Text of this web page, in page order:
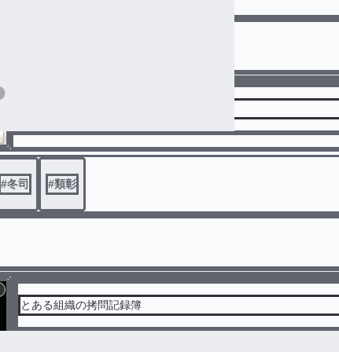
#冬司 #類彰
とある組織の拷問記録簿